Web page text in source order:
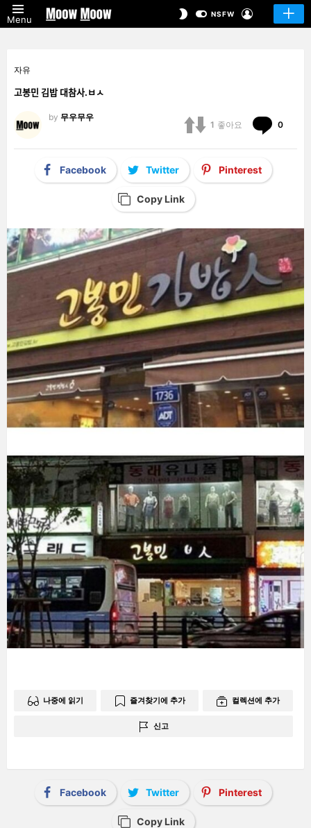
Menu
SWITCHNSFW
자유
고봉민 김밥 대참사.ㅂㅅ
by 무우무우
1 좋아요 0
Facebook Twitter Pinterest
Copy Link
나중에 읽기 즐겨찾기에 추가 컬렉션에 추가
신고
Facebook Twitter Pinterest
Copy Link